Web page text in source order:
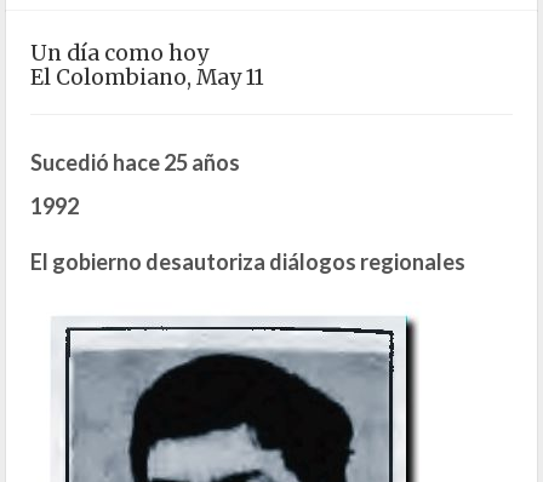
Un día como hoy
El Colombiano, May 11
Sucedió hace 25 años
1992
El gobierno desautoriza diálogos regionales